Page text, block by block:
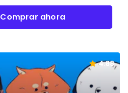
Comprar ahora
4.88